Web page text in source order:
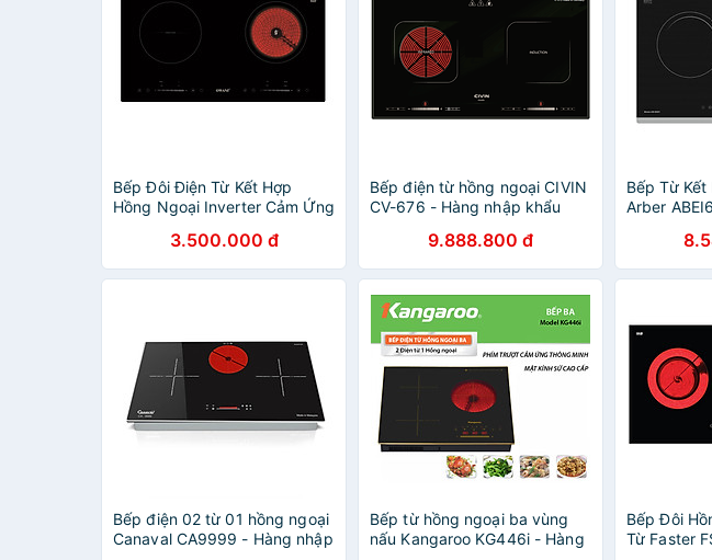
Bếp Đôi Điện Từ Kết Hợp
Hồng Ngoại Inverter Cảm Ứng
Hàng Chính Hãng
3.500.000 đ
Bếp điện từ hồng ngoại CIVIN
CV-676 - Hàng nhập khẩu
9.888.800 đ
Bếp Từ
Arber
Bếp điện 02 từ 01 hồng ngoại
Canaval CA9999 - Hàng nhập
Bếp từ hồng ngoại ba vùng
nấu Kangaroo KG446i - Hàng
Bếp Đôi
Từ Faster